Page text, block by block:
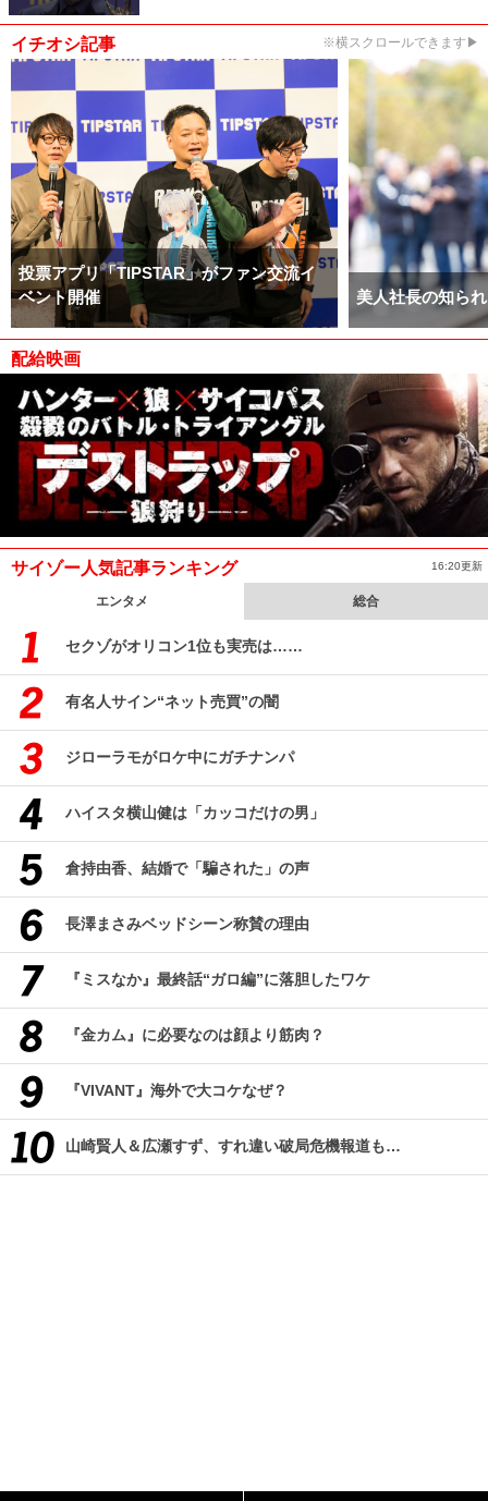
イチオシ記事 ※横スクロールできます▶
投票アプリ「TIPSTAR」がファン交流イ
ベント開催
美人社長の知ら
配給映画
サイゾー人気記事ランキング 16:20更新
エンタメ 総合
セクゾがオリコン1位も実売は……
有名人サイン“ネット売買”の闇
ジローラモがロケ中にガチナンパ
ハイスタ横山健は「カッコだけの男」
倉持由香、結婚で「騙された」の声
長澤まさみベッドシーン称賛の理由
『ミスなか』最終話“ガロ編”に落胆したワケ
『金カム』に必要なのは顔より筋肉？
『VIVANT』海外で大コケなぜ？
山崎賢人＆広瀬すず、すれ違い破局危機報道も…